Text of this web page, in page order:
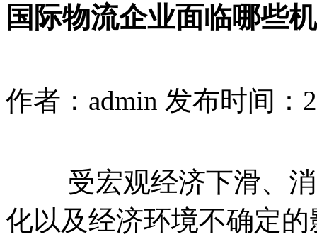
国际物流企业面临哪些
作者：admin 发布时间：
受宏观经济下滑、消
化以及经济环境不确定